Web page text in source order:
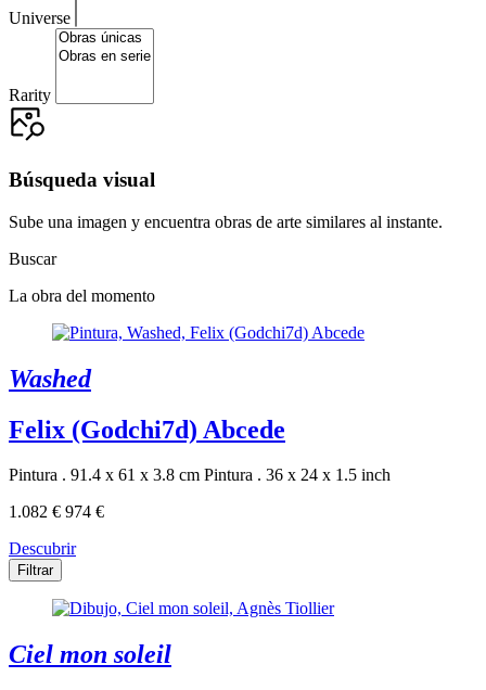
Universe
Rarity
Búsqueda visual
Sube una imagen y encuentra obras de arte similares al instante.
Buscar
La obra del momento
Washed
Felix (Godchi7d) Abcede
Pintura . 91.4 x 61 x 3.8 cm Pintura . 36 x 24 x 1.5 inch
1.082 € 974 €
Descubrir
Filtrar
Ciel mon soleil